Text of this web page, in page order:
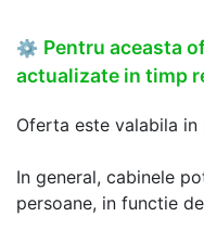
⚙ Pentru aceasta
actualizate in timp
Oferta este valabila
In general, cabinele
persoane, in functie